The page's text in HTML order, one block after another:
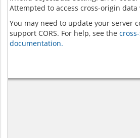
Attempted to access cross-origin data
You may need to update your server
support CORS. For help, see the
documentation.